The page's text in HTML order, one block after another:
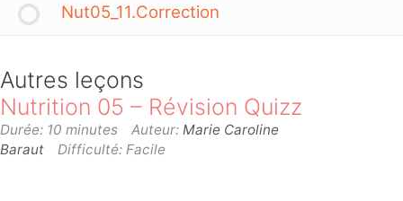
Nut05_11.Correction
Autres leçons
Nutrition 05 – Révision Quizz
Durée: 10 minutes Auteur: Marie Caroline
Baraut
Difficulté: Facile